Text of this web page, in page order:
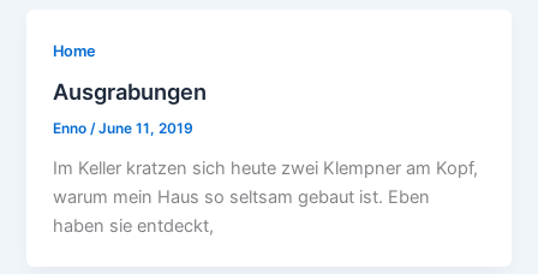
Home
Ausgrabungen
Enno/June 11, 2019
Im Keller kratzen sich heute zwei Klempner am Kopf,
warum mein Haus so seltsam gebaut ist. Eben
haben sie entdeckt,